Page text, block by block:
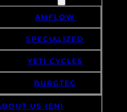
AMFLOW
SPECIALIZED
YETI CYCLES
BURGTEC
US (EN)